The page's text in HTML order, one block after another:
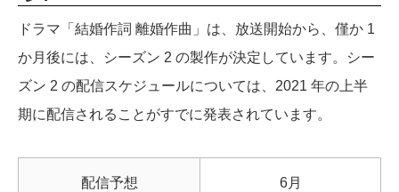
ドラマ「結婚作詞 離婚作曲」は、放送開始から、僅か 1
か月後には、シーズン 2 の製作が決定しています。シー
ズン 2 の配信スケジュールについては、2021 年の上半
期に配信されることがすでに発表されています。
配信予想 6月